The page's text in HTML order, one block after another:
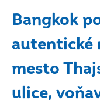
Bangkok
autentické
mesto
ulice,